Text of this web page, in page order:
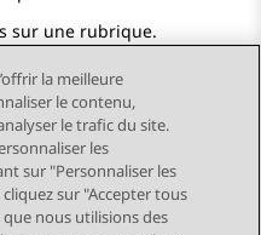
sur une rubrique.
la meilleure
le contenu,
le trafic du site.
les
sur "Personnaliser les
sur "Accepter tous
que nous utilisions des